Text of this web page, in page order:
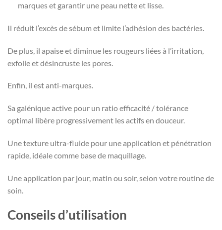
marques et garantir une peau nette et lisse.
Il réduit l’excès de sébum et limite l’adhésion des bactéries.
De plus, il apaise et diminue les rougeurs liées à l’irritation,
exfolie et désincruste les pores.
Enfin, il est anti-marques.
Sa galénique active pour un ratio efficacité / tolérance
optimal libère progressivement les actifs en douceur.
Une texture ultra-fluide pour une application et pénétration
rapide, idéale comme base de maquillage.
Une application par jour, matin ou soir, selon votre routine de
soin.
Conseils d’utilisation